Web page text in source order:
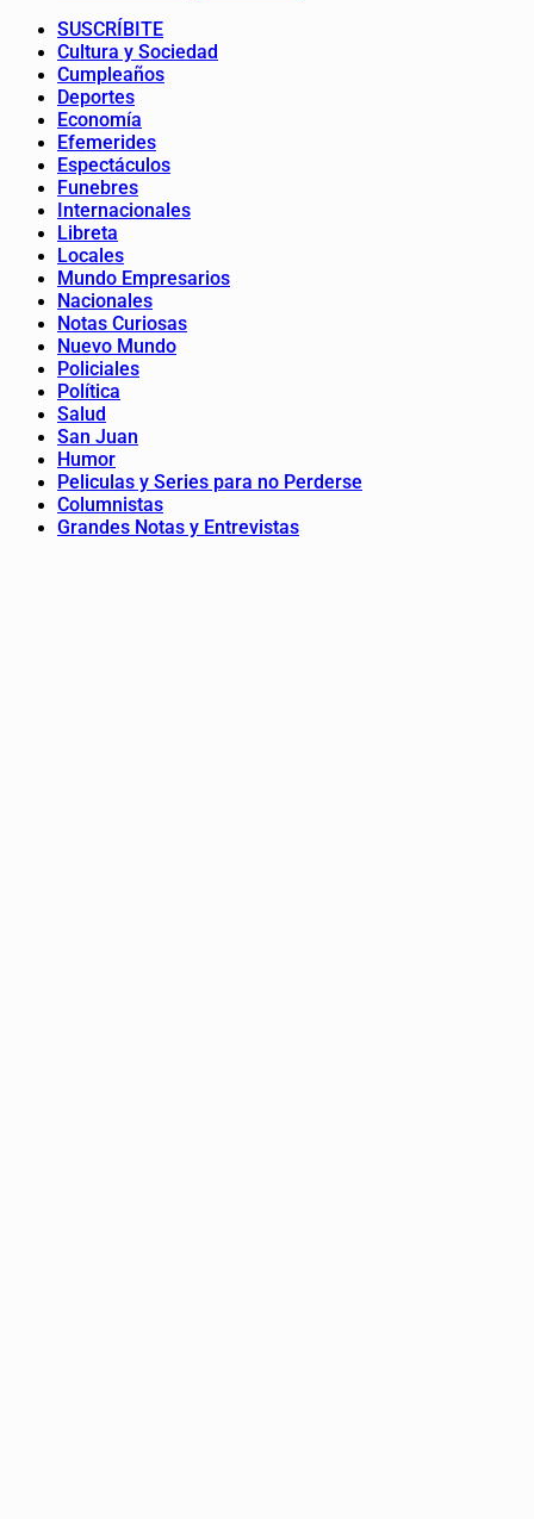
SUSCRÍBITE
Cultura y Sociedad
Cumpleaños
Deportes
Economía
Efemerides
Espectáculos
Funebres
Internacionales
Libreta
Locales
Mundo Empresarios
Nacionales
Notas Curiosas
Nuevo Mundo
Policiales
Política
Salud
San Juan
Humor
Peliculas y Series para no Perderse
Columnistas
Grandes Notas y Entrevistas